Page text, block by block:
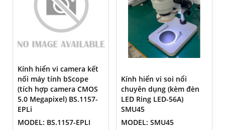
Kính hiển vi camera kết
nối máy tính bScope
(tích hợp camera CMOS
5.0 Megapixel) BS.1157-
EPLi
MODEL: BS.1157-EPLI
Kính hiển vi soi nổi
chuyên dụng (kèm đèn
LED Ring LED-56A)
SMU45
MODEL: SMU45